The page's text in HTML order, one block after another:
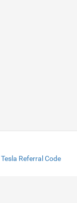
Tesla Referral Code